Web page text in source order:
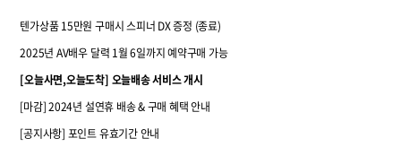
텐가상품 15만원 구매시 스피너 DX 증정 (종료)
2025년 AV배우 달력 1월 6일까지 예약구매 가능
[오늘사면,오늘도착] 오늘배송 서비스 개시
[마감] 2024년 설연휴 배송 & 구매 혜택 안내
[공지사항] 포인트 유효기간 안내